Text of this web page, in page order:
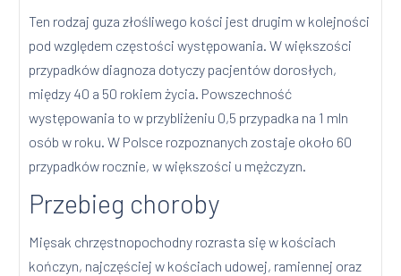
Ten rodzaj guza złośliwego kości jest drugim w kolejności
pod względem częstości występowania. W większości
przypadków diagnoza dotyczy pacjentów dorosłych,
między 40 a 50 rokiem życia. Powszechność
występowania to w przybliżeniu 0,5 przypadka na 1 mln
osób w roku. W Polsce rozpoznanych zostaje około 60
przypadków rocznie, w większości u mężczyzn.
Przebieg choroby
Mięsak chrzęstnopochodny rozrasta się w kościach
kończyn, najczęściej w kościach udowej, ramiennej oraz